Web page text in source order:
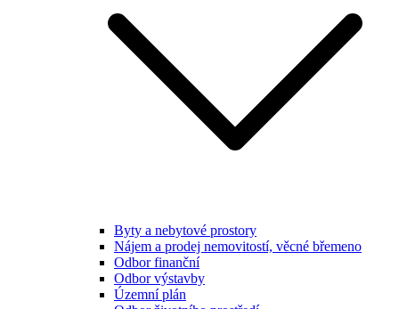
Byty a nebytové prostory
Nájem a prodej nemovitostí, věcné břemeno
Odbor finanční
Odbor výstavby
Územní plán